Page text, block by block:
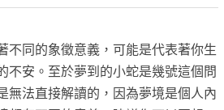
不同的象徵意義，可能是代表著你生
不安。至於夢到的小蛇是幾號這個問
無法直接解讀的，因為夢境是個人內